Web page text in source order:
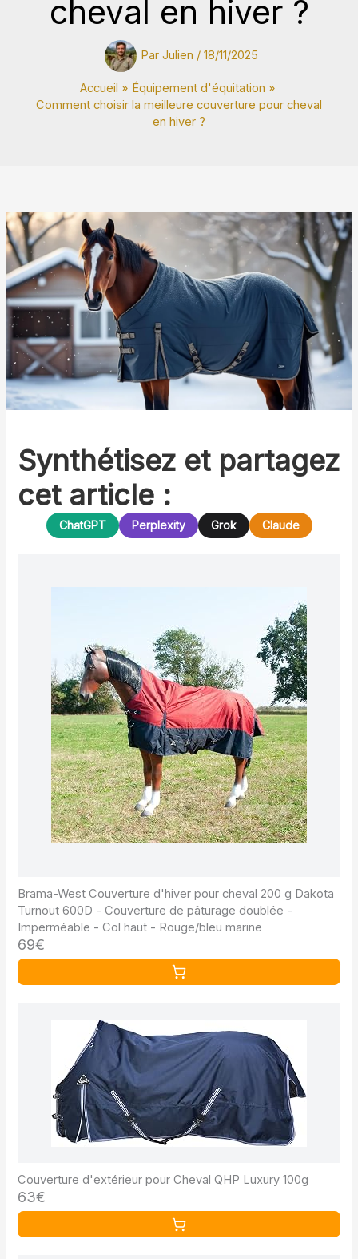
cheval en hiver ?
Par Julien / 18/11/2025
Accueil
Équipement d'équitation
Comment choisir la meilleure couverture pour cheval
en hiver ?
Synthétisez et partagez
cet article :
ChatGPT Perplexity Grok Claude
Brama-West Couverture d'hiver pour cheval 200 g Dakota
Turnout 600D - Couverture de pâturage doublée -
Imperméable - Col haut - Rouge/bleu marine
69€
Couverture d'extérieur pour Cheval QHP Luxury 100g
63€